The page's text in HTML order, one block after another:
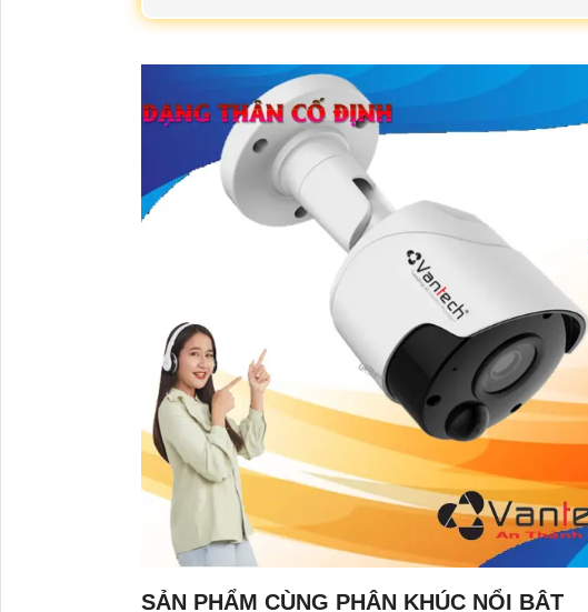
SẢN PHẨM CÙNG PHÂN KHÚC NỔI BẬT